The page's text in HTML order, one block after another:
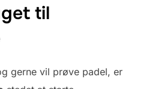
til
gerne vil prøve padel, er